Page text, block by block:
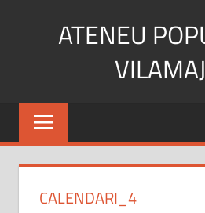
ATENEU
CALENDARI_4